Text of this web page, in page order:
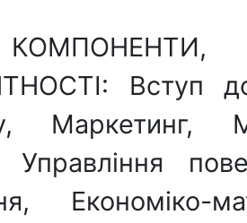
Вступ до
Маркетинг,
Управління